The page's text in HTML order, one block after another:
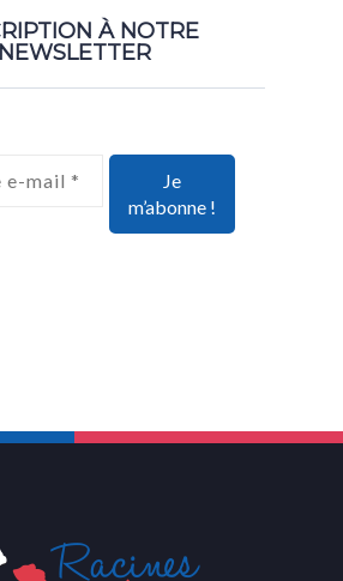
À NOTRE
NEWSLETTER